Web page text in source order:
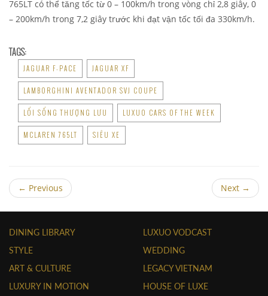
765LT có thể tăng tốc từ 0 – 100km/h trong vòng chỉ 2,8 giây, 0
– 200km/h trong 7,2 giây trước khi đạt vận tốc tối đa 330km/h.
TAGS:
JAGUAR F-PACE JAGUAR XF
LAMBORGHINI AVENTADOR SVJ COUPE
LỐI SỐNG THƯỢNG LƯU LUXUO CARS OF THE WEEK
MCLAREN 765LT SIÊU XE
← Previous Next →
DINING LIBRARY
STYLE
ART & CULTURE
LUXURY IN MOTION
LUXUO VODCAST
WEDDING
LEGACY VIETNAM
HOUSE OF LUXE